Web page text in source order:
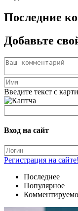
Последние
Добавьте
Введите текст с
Вход на сайт
Регистрация на сайте!
Последнее
Популярное